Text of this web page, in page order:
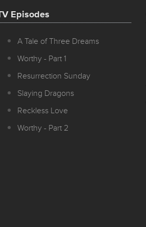
Episodes
A Tale of Three Dreams
Worthy - Part 1
Resurrection Sunday
Slaying Dragons
Reckless Love
Worthy - Part 2